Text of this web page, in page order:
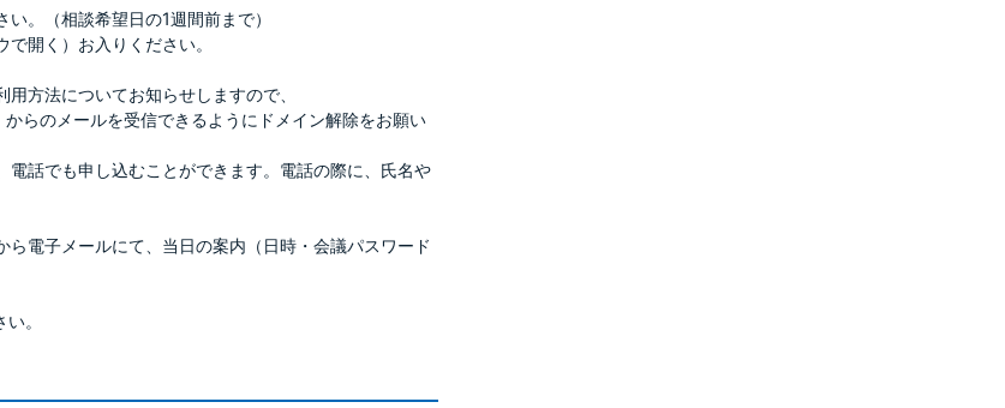
。（相談希望日の1週間前まで）
開く）お入りください。
方法についてお知らせしますので、
からのメールを受信できるようにドメイン解除をお願い
話でも申し込むことができます。電話の際に、氏名や
電子メールにて、当日の案内（日時・会議パスワード
。